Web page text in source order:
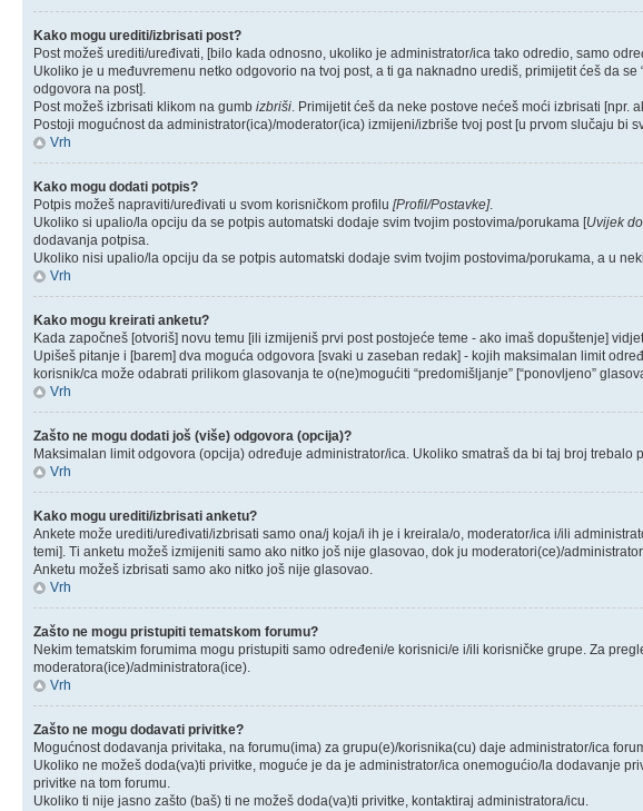
Kako mogu urediti/izbrisati post?
Post možeš urediti/uređivati, [bilo kada odnosno, ukoliko je administrator/ica tako odredio, samo
Ukoliko je u međuvremenu netko odgovorio na tvoj post, a ti ga naknadno urediš, primijetit ćeš da
odgovora na post].
Post možeš izbrisati klikom na gumb izbriši . Primijetit ćeš da neke postove nećeš moći izbrisati [npr.
Postoji mogućnost da administrator(ica)/moderator(ica) izmijeni/izbriše tvoj post [u prvom slučaju bi
Vrh
Kako mogu dodati potpis?
Potpis možeš napraviti/uređivati u svom korisničkom profilu [Profil/Postavke].
Ukoliko si upalio/la opciju da se potpis automatski dodaje svim tvojim postovima/porukama [Uvijek
dodavanja potpisa.
Ukoliko nisi upalio/la opciju da se potpis automatski dodaje svim tvojim postovima/porukama, a u
Vrh
Kako mogu kreirati anketu?
Kada započneš [otvoriš] novu temu [ili izmijeniš prvi post postojeće teme - ako imaš dopuštenje]
Upišeš pitanje i [barem] dva moguća odgovora [svaki u zaseban redak] - kojih maksimalan limit
korisnik/ca može odabrati prilikom glasovanja te o(ne)mogućiti “predomišljanje” [“ponovljeno”
Vrh
Zašto ne mogu dodati još (više) odgovora (opcija)?
Maksimalan limit odgovora (opcija) određuje administrator/ica. Ukoliko smatraš da bi taj broj trebalo
Vrh
Kako mogu urediti/izbrisati anketu?
Ankete može urediti/uređivati/izbrisati samo ona/j koja/i ih je i kreirala/o, moderator/ica i/ili
temi]. Ti anketu možeš izmijeniti samo ako nitko još nije glasovao, dok ju moderatori(ce)/
Anketu možeš izbrisati samo ako nitko još nije glasovao.
Vrh
Zašto ne mogu pristupiti tematskom forumu?
Nekim tematskim forumima mogu pristupiti samo određeni/e korisnici/e i/ili korisničke grupe. Za
moderatora(ice)/administratora(ice).
Vrh
Zašto ne mogu dodavati privitke?
Mogućnost dodavanja privitaka, na forumu(ima) za grupu(e)/korisnika(cu) daje administrator/ica
Ukoliko ne možeš doda(va)ti privitke, moguće je da je administrator/ica onemogućio/la dodavanje
privitke na tom forumu.
Ukoliko ti nije jasno zašto (baš) ti ne možeš doda(va)ti privitke, kontaktiraj administratora/icu.